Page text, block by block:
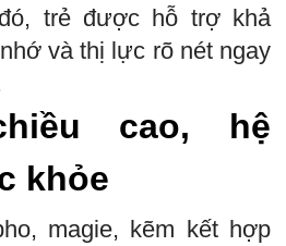
trẻ được hỗ trợ khả
và thị lực rõ nét ngay
cao, hệ
khỏe
magie, kẽm kết hợp